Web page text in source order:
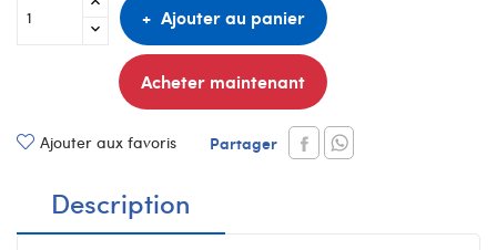
Ajouter au panier
Acheter maintenant
Ajouter aux favoris Partager
Description